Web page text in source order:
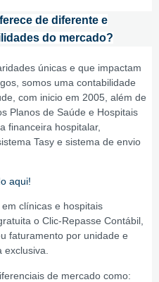
de diferente e
do mercado?
únicas e que impactam
somos uma contabilidade
com inicio em 2005, além de
Planos de Saúde e Hospitais
financeira hospitalar,
Tasy e sistema de envio
aqui!
clínicas e hospitais
o Clic-Repasse Contábil,
faturamento por unidade e
exclusiva.
de mercado como: